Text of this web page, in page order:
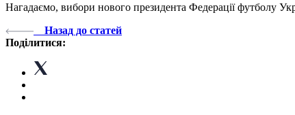
Нагадаємо, вибори нового президента Федерації футболу
Назад до статей
Поділитися: